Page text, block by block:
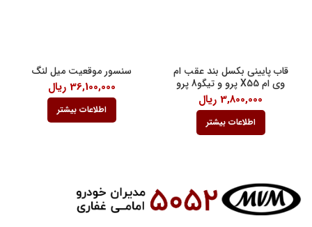
قاب پایینی بکسل بند عقب ام
وی ام X55 پرو و تیگو8 پرو
3,800,000 ریال
اطلاعات بیشتر
سنسور موقعیت میل لنگ
36,100,000 ریال
اطلاعات بیشتر